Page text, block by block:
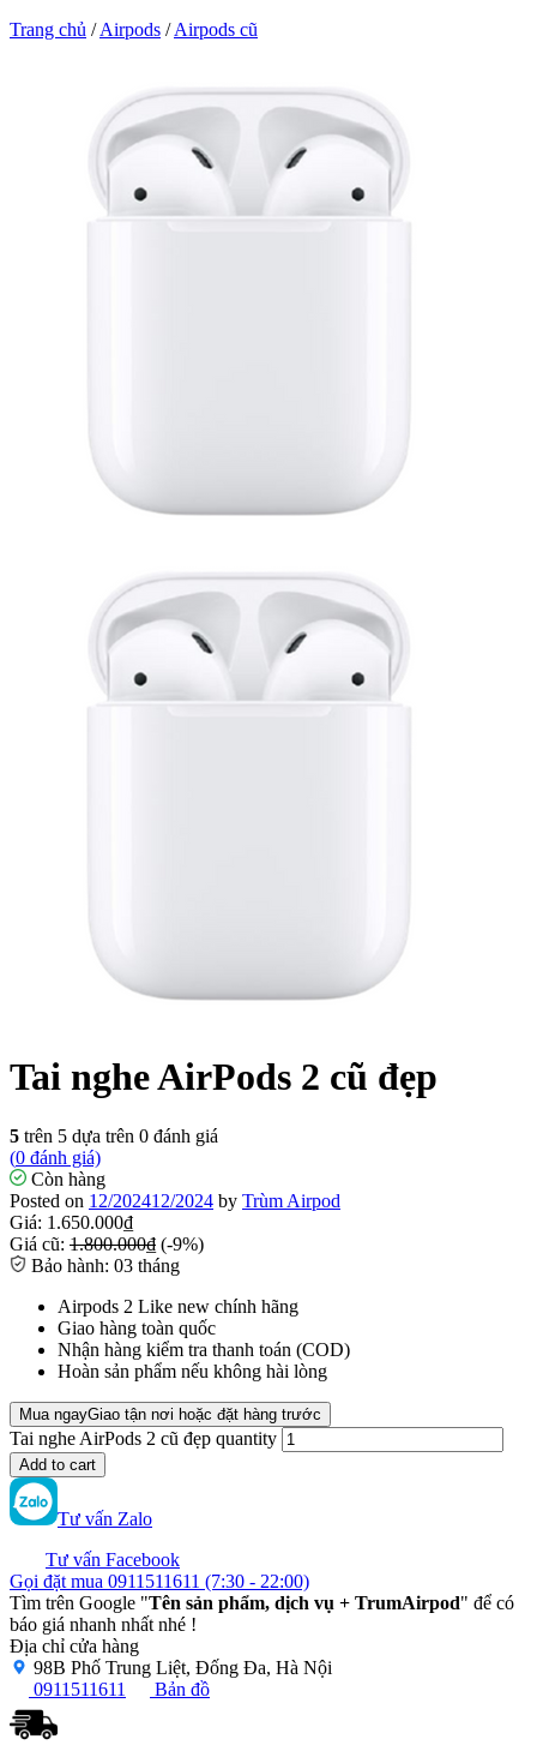
Trang chủ /Airpods /Airpods cũ
Tai nghe AirPods 2 cũ đẹp
5 trên 5 dựa trên 0 đánh giá
(0 đánh giá)
Còn hàng
Posted on 12/202412/2024 by Trùm Airpod
Giá: 1.650.000₫
Giá cũ: 1.800.000₫ (-9%)
Bảo hành: 03 tháng
Airpods 2 Like new chính hãng
Giao hàng toàn quốc
Nhận hàng kiểm tra thanh toán (COD)
Hoàn sản phẩm nếu không hài lòng
Mua ngayGiao tận nơi hoặc đặt hàng trước
Tai nghe AirPods 2 cũ đẹp quantity
Add to cart
Tư vấn Zalo
Tư vấn Facebook
Gọi đặt mua 0911511611 (7:30 - 22:00)
Tìm trên Google "Tên sản phẩm, dịch vụ + TrumAirpod" để có
báo giá nhanh nhất nhé !
Địa chỉ cửa hàng
98B Phố Trung Liệt, Đống Đa, Hà Nội
0911511611
Bản đồ